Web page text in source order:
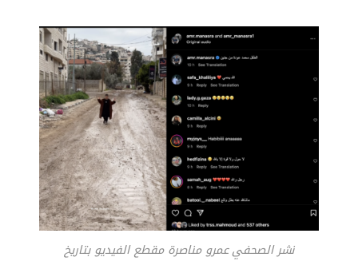
نشر الصحفي عمرو مناصرة مقطع الفيديو بتاريخ